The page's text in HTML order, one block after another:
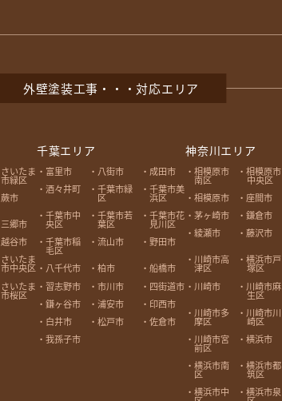
外壁塗装工事・・・対応エリア
さいたま
市緑区
蕨市
三郷市
越谷市
さいたま
市中央区
さいたま
市桜区
千葉エリア
富里市 八街市
成田市
酒々井町
千葉市緑
区
千葉市美
浜区
千葉市中
央区
千葉市若
葉区
千葉市花
見川区
千葉市稲
毛区
流山市 野田市
八千代市 柏市
船橋市
習志野市
市川市
四街道市
鎌ヶ谷市
浦安市
印西市
白井市
松戸市
佐倉市
我孫子市
神奈川エリア
相模原市
南区
相模原市
中央区
相模原市 座間市
茅ヶ崎市
鎌倉市
綾瀬市
藤沢市
川崎市高
津区
横浜市戸
塚区
川崎市 川崎市麻
生区
川崎市多
摩区
川崎市川
崎区
川崎市宮
前区
横浜市
横浜市南
区
横浜市都
筑区
横浜市中
横浜市泉